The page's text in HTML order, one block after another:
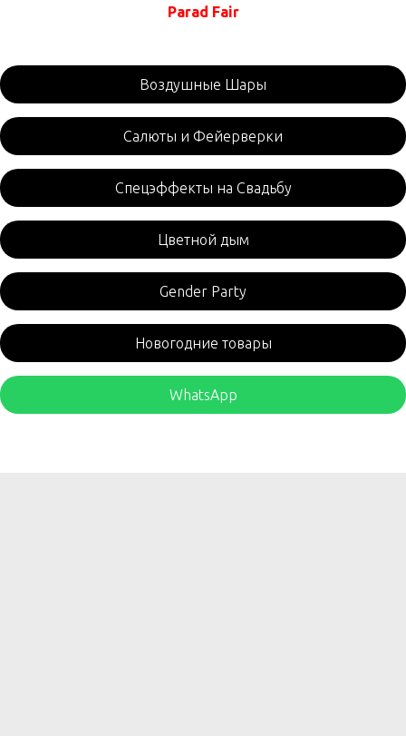
Parad Fair
Воздушные Шары
Салюты и Фейерверки
Спецэффекты на Свадьбу
Цветной дым
Gender Party
Новогодние товары
WhatsApp